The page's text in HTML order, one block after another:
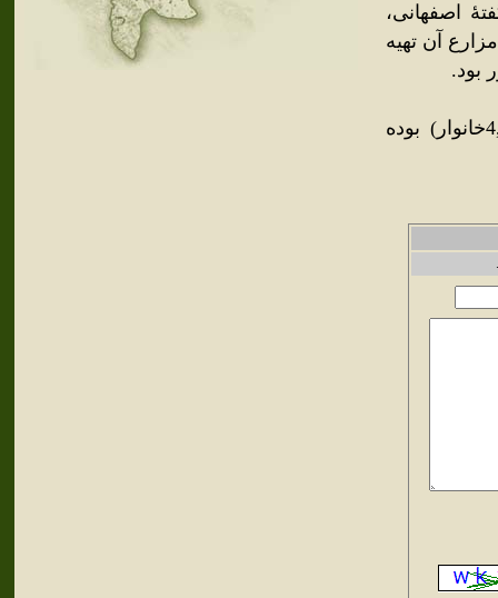
ص 96؛ مهريار، ص 387). به گفتۀ اصفهانى،
آن تهيه
بود.
براساس سرشماري سال 1385جمعيت اين شهر 15,524نفر (4,028خانوار) بوده